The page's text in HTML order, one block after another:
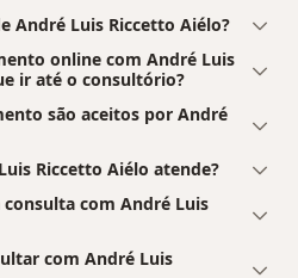
André Luis Riccetto Aiélo?
online com André Luis
ir até o consultório?
são aceitos por André
Riccetto Aiélo atende?
com André Luis
com André Luis